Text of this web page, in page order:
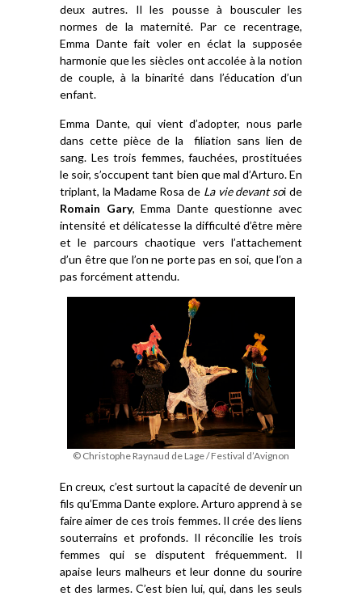
deux autres. Il les pousse à bousculer les
normes de la maternité. Par ce recentrage,
Emma Dante fait voler en éclat la supposée
harmonie que les siècles ont accolée à la notion
de couple, à la binarité dans l’éducation d’un
enfant.
Emma Dante, qui vient d’adopter, nous parle
dans cette pièce de la filiation sans lien de
sang. Les trois femmes, fauchées, prostituées
le soir, s’occupent tant bien que mal d’Arturo. En
triplant, la Madame Rosa de La vie devant soi de
Romain Gary, Emma Dante questionne avec
intensité et délicatesse la difficulté d’être mère
et le parcours chaotique vers l’attachement
d’un être que l’on ne porte pas en soi, que l’on a
pas forcément attendu.
© Christophe Raynaud de Lage / Festival d’Avignon
En creux, c’est surtout la capacité de devenir un
fils qu’Emma Dante explore. Arturo apprend à se
faire aimer de ces trois femmes. Il crée des liens
souterrains et profonds. Il réconcilie les trois
femmes qui se disputent fréquemment. Il
apaise leurs malheurs et leur donne du sourire
et des larmes. C’est bien lui, qui, dans les seuls